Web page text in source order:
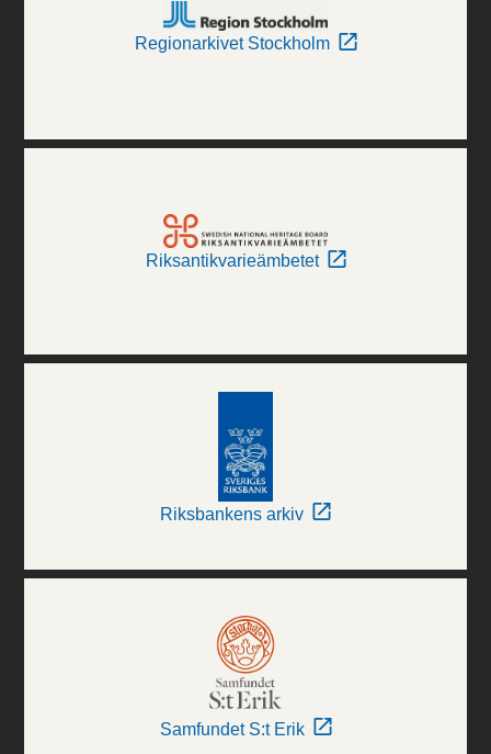
Regionarkivet Stockholm
Riksantikvarieämbetet
Riksbankens arkiv
Samfundet S:t Erik